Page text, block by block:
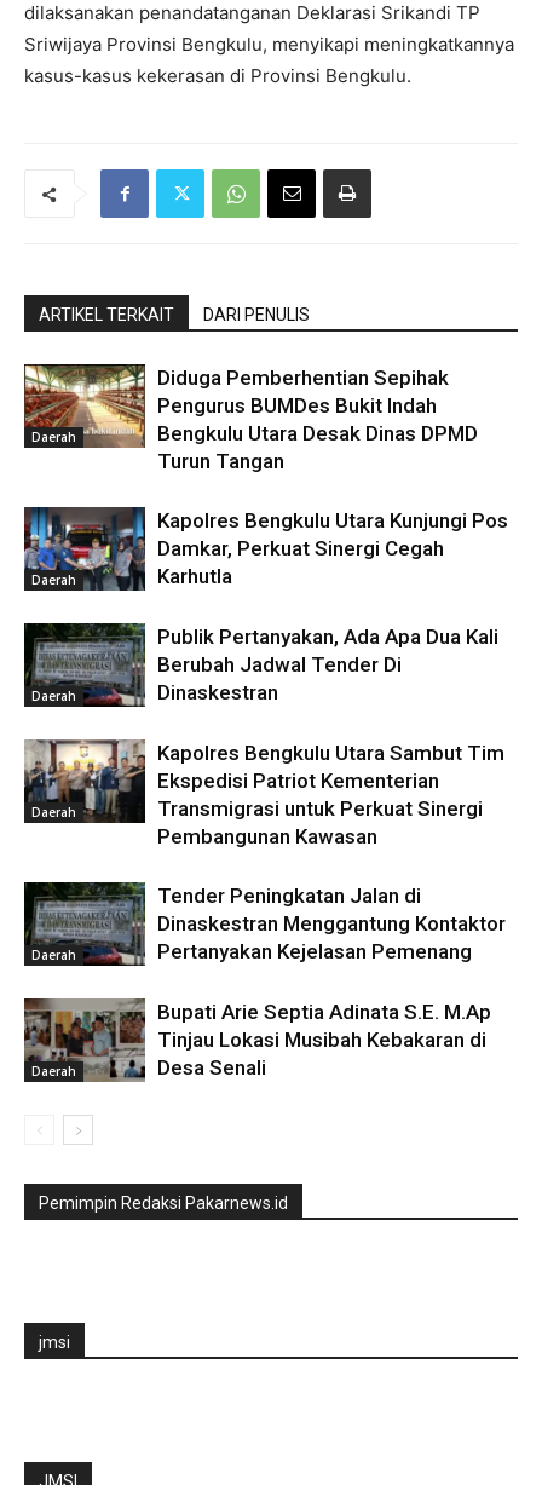
dilaksanakan penandatanganan Deklarasi Srikandi TP
Sriwijaya Provinsi Bengkulu, menyikapi meningkatkannya
kasus-kasus kekerasan di Provinsi Bengkulu.
ARTIKEL TERKAIT DARI PENULIS
Daerah
Diduga Pemberhentian Sepihak
Pengurus BUMDes Bukit Indah
Bengkulu Utara Desak Dinas DPMD
Turun Tangan
Daerah
Kapolres Bengkulu Utara Kunjungi Pos
Damkar, Perkuat Sinergi Cegah
Karhutla
Daerah
Publik Pertanyakan, Ada Apa Dua Kali
Berubah Jadwal Tender Di
Dinaskestran
Daerah
Kapolres Bengkulu Utara Sambut Tim
Ekspedisi Patriot Kementerian
Transmigrasi untuk Perkuat Sinergi
Pembangunan Kawasan
Daerah
Tender Peningkatan Jalan di
Dinaskestran Menggantung Kontaktor
Pertanyakan Kejelasan Pemenang
Daerah
Bupati Arie Septia Adinata S.E. M.Ap
Tinjau Lokasi Musibah Kebakaran di
Desa Senali
Pemimpin Redaksi Pakarnews.id
jmsi